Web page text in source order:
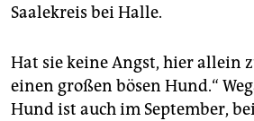
Saalekreis bei Halle.
Hat sie keine Angst, hier allein
einen großen bösen Hund.“
Hund ist auch im September,